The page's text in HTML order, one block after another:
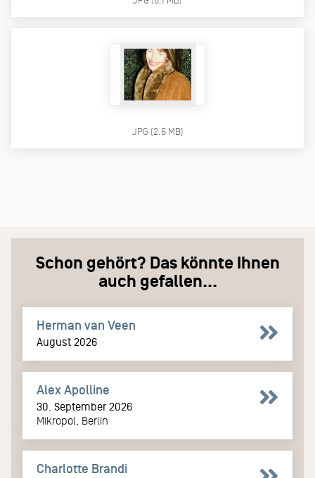
JPG (2.6 MB)
Schon gehört? Das könnte Ihnen
auch gefallen...
Herman van Veen
August 2026
Alex Apolline
30. September 2026
Mikropol, Berlin
Charlotte Brandi